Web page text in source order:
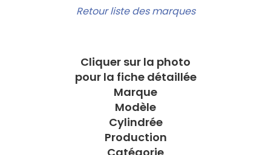
Retour liste des marques
Cliquer sur la photo
pour la fiche détaillée
Marque
Modèle
Cylindrée
Production